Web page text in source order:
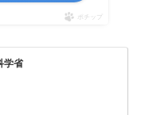
ポチップ
学省